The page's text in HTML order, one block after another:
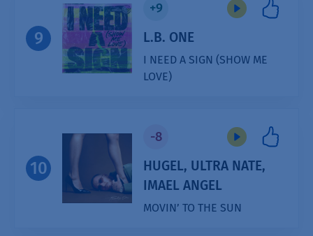
9
+9
L.B. ONE
I NEED A SIGN (SHOW ME
LOVE)
10
-8
HUGEL, ULTRA NATE,
IMAEL ANGEL
MOVIN’ TO THE SUN